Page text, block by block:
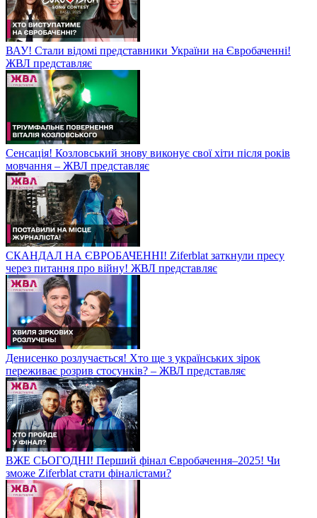
ВАУ! Стали відомі представники України на Євробаченні!
ЖВЛ представляє
Сенсація! Козловський знову виконує свої хіти після років
мовчання – ЖВЛ представляє
СКАНДАЛ НА ЄВРОБАЧЕННІ! Ziferblat заткнули пресу
через питання про війну! ЖВЛ представляє
Денисенко розлучається! Хто ще з українських зірок
переживає розрив стосунків? – ЖВЛ представляє
ВЖЕ СЬОГОДНІ! Перший фінал Євробачення–2025! Чи
зможе Ziferblat стати фіналістами?